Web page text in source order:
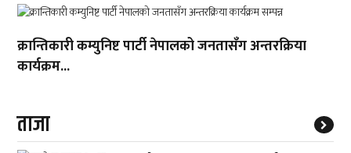
क्रान्तिकारी कम्युनिष्ट पार्टी नेपालको जनतासँग अन्तरक्रिया
कार्यक्रम...
ताजा